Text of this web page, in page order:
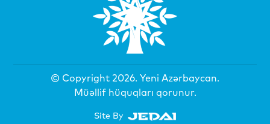
© Copyright 2026. Yeni Azərbaycan.
Müəllif hüquqları qorunur.
Site By